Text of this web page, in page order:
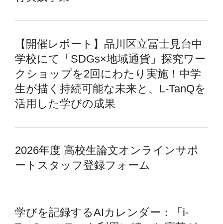
【開催レポート】品川区立冨士見台中
学校にて「SDGs×地域通貨」探究ワー
クショップを2回にわたり実施！中学
生が描く持続可能な未来と、L-TanQを
活用した学びの成果
2026年度 高校生論文オンラインサポ
ートスタッフ登録フォーム
学びを記録するAIカレンダー：「i-